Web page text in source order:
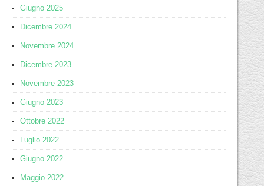
Giugno 2025
Dicembre 2024
Novembre 2024
Dicembre 2023
Novembre 2023
Giugno 2023
Ottobre 2022
Luglio 2022
Giugno 2022
Maggio 2022